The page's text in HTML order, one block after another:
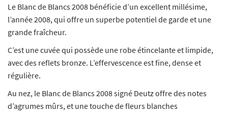
Le Blanc de Blancs 2008 bénéficie d’un excellent millésime,
l’année 2008, qui offre un superbe potentiel de garde et une
grande fraîcheur.
C’est une cuvée qui possède une robe étincelante et limpide,
avec des reflets bronze. L’effervescence est fine, dense et
régulière.
Au nez, le Blanc de Blancs 2008 signé Deutz offre des notes
d’agrumes mûrs, et une touche de fleurs blanches